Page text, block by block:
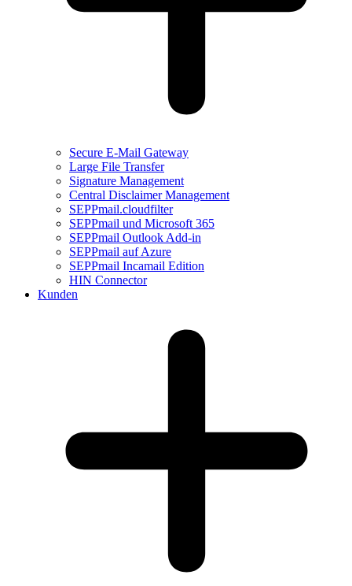
Secure E-Mail Gateway
Large File Transfer
Signature Management
Central Disclaimer Management
SEPPmail.cloudfilter
SEPPmail und Microsoft 365
SEPPmail Outlook Add-in
SEPPmail auf Azure
SEPPmail Incamail Edition
HIN Connector
Kunden